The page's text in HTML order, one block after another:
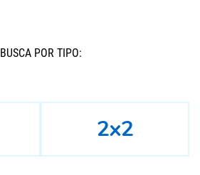
BUSCÁ POR TIPO:
2x2